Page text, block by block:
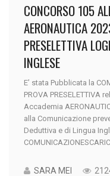
CONCORSO 105
AERONAUTICA
PRESELETTIVA
INGLESE
E’ stata Pubblicata la
PROVA PRESELETTIVA
Accademia
alla Comunicazione
Deduttiva e di Lingua
SARA MEI